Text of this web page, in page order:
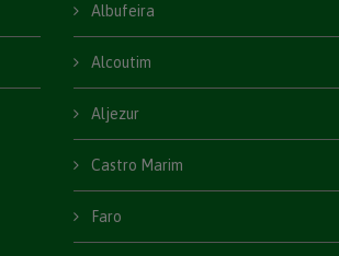
Albufeira
Alcoutim
Aljezur
Castro Marim
Faro